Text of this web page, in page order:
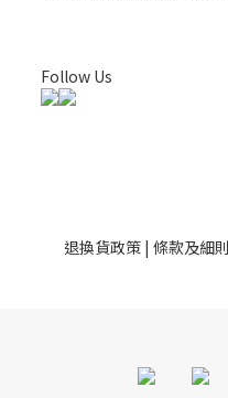
Follow Us
退換貨政策 | 條款及細